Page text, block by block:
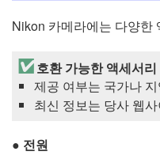
Nikon 카메라에는 다양한
호환 가능한 액세서리
제공 여부는 국가나
최신 정보는 당사 웹
전원